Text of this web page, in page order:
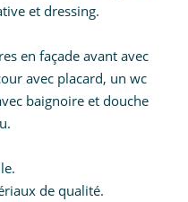
et dressing.
en façade avant avec
avec placard, un wc
baignoire et douche
de qualité.